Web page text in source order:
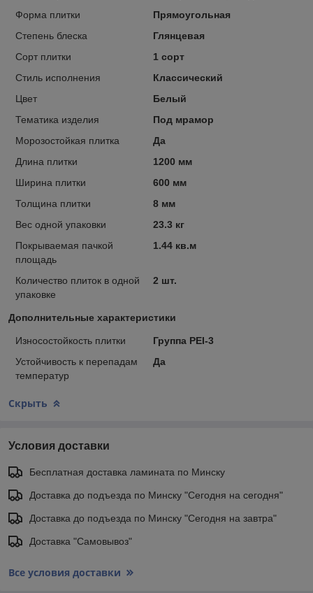
Форма плитки
Прямоугольная
Степень блеска
Глянцевая
Сорт плитки
1 сорт
Стиль исполнения
Классический
Цвет
Белый
Тематика изделия
Под мрамор
Морозостойкая плитка
Да
Длина плитки
1200 мм
Ширина плитки
600 мм
Толщина плитки
8 мм
Вес одной упаковки
23.3 кг
Покрываемая пачкой
площадь
1.44 кв.м
Количество плиток в одной
упаковке
2 шт.
Дополнительные характеристики
Износостойкость плитки
Группа PEI-3
Устойчивость к перепадам
температур
Да
Скрыть
Условия доставки
Бесплатная доставка ламината по Минску
Доставка до подъезда по Минску "Сегодня на сегодня"
Доставка до подъезда по Минску "Сегодня на завтра"
Доставка "Самовывоз"
Все условия доставки